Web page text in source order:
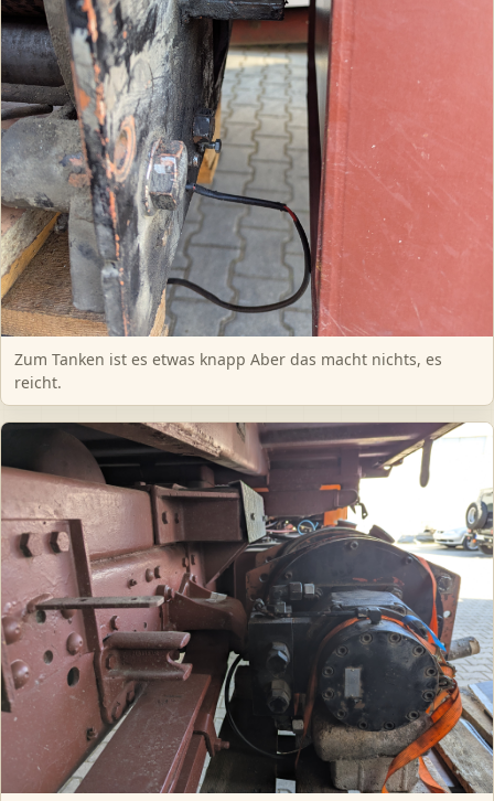
Zum Tanken ist es etwas knapp Aber das macht nichts, es
reicht.